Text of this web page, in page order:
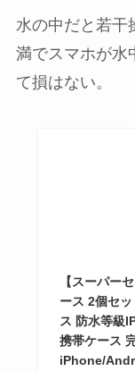
水の中だと若干
満でスマホが水
て損はない。
【スーパー
ース 2個セ
ス 防水等級
携帯ケース
iPhone/